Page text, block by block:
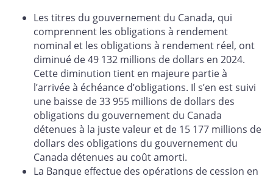
Les titres du gouvernement du Canada, qui
comprennent les obligations à rendement
nominal et les obligations à rendement réel, ont
diminué de 49 132 millions de dollars en 2024.
Cette diminution tient en majeure partie à
l’arrivée à échéance d’obligations. Il s’en est suivi
une baisse de 33 955 millions de dollars des
obligations du gouvernement du Canada
détenues à la juste valeur et de 15 177 millions de
dollars des obligations du gouvernement du
Canada détenues au coût amorti.
La Banque effectue des opérations de cession en